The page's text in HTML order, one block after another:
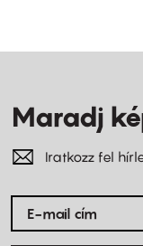
Maradj
Iratkozz fel